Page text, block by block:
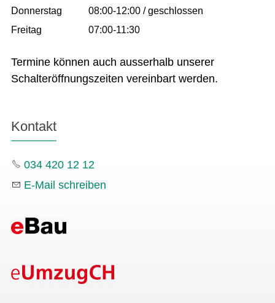
Donnerstag
08:00-12:00 / geschlossen
Freitag
07:00-11:30
Termine können auch ausserhalb unserer
Schalteröffnungszeiten vereinbart werden.
Kontakt
034 420 12 12
E-Mail schreiben